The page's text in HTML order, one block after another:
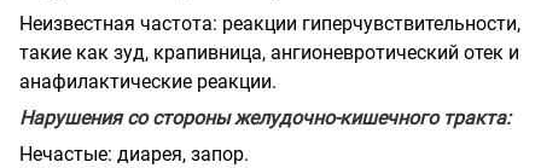
Неизвестная частота: реакции гиперчувствительности,
такие как зуд, крапивница, ангионевротический отек и
анафилактические реакции.
Нарушения со стороны желудочно-кишечного тракта:
Нечастые: диарея, запор.